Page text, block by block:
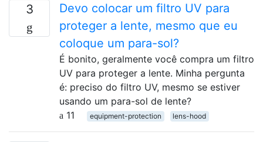
3
Devo colocar um filtro UV para
proteger a lente, mesmo que eu
coloque um para-sol?
É bonito, geralmente você compra um filtro
UV para proteger a lente. Minha pergunta
é: preciso do filtro UV, mesmo se estiver
usando um para-sol de lente?
11
equipment-protection lens-hood